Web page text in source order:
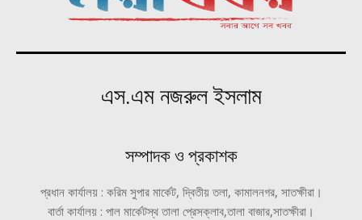
এস.এম নজরুল ইসলাম
সম্পাদক ও প্রকাশক
প্রধান কার্যালয় : করিম সুপার মার্কেট, দ্বিতীয় তলা, কামালনগর, সাতক্ষীরা।
বার্তা কার্যালয় : পাল মার্কেটস্থ তালা প্রেসক্লাব,তালা বাজার,সাতক্ষীরা।